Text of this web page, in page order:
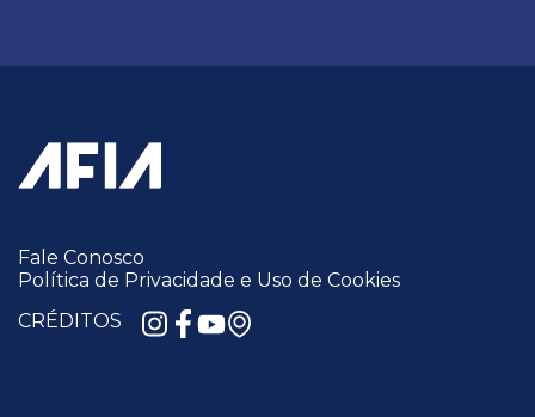
Fale Conosco
Política de Privacidade e Uso de Cookies
CRÉDITOS